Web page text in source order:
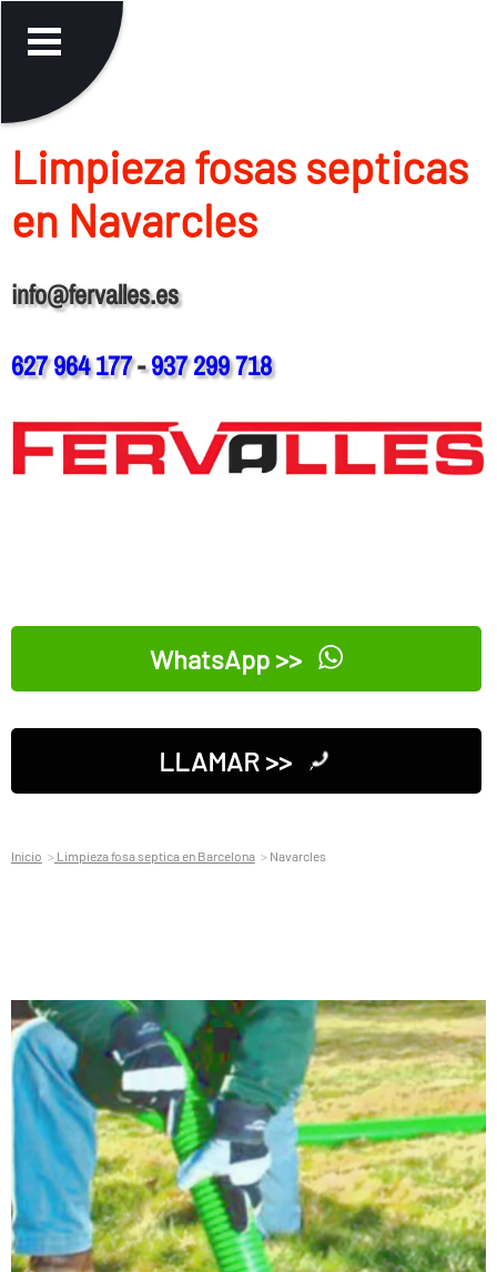
Limpieza fosas septicas
en Navarcles
info@fervalles.es
627 964 177-937 299 718
WhatsApp >>
LLAMAR >>
Inicio Limpieza fosa septica en Barcelona Navarcles